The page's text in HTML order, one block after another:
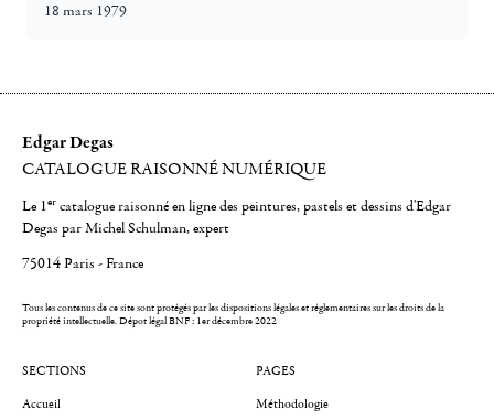
18 mars 1979
Edgar Degas
CATALOGUE RAISONNÉ NUMÉRIQUE
Le 1er catalogue raisonné en ligne des peintures, pastels et dessins d'Edgar
Degas par Michel Schulman, expert
75014 Paris - France
Tous les contenus de ce site sont protégés par les dispositions légales et réglementaires sur les droits de la
propriété intellectuelle.Dépot légal BNF : 1er décembre 2022
SECTIONS
Accueil
PAGES
Méthodologie